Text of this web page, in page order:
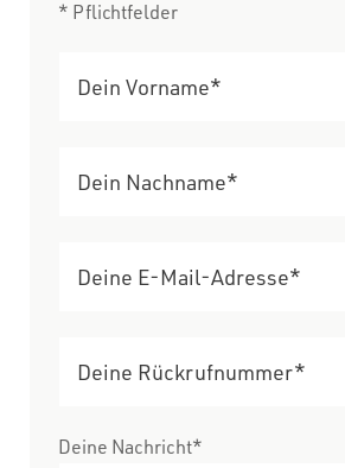
* Pflichtfelder
Deine Nachricht*